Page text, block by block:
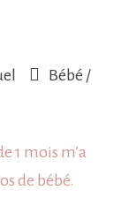
Bébé /
1 mois m’a
de bébé.